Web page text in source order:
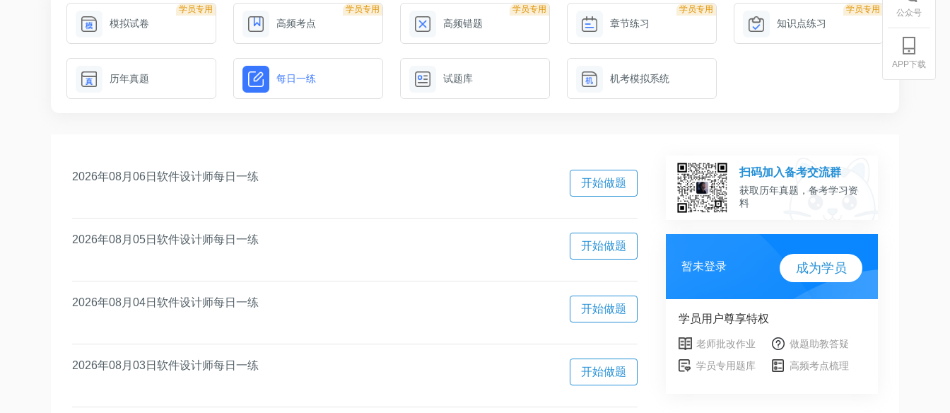
学员专用
模拟试卷
学员专用
高频考点
学员专用
高频错题
学员专用
章节练习
学员专用
知识点练习
历年真题 每日一练 试题库 机考模拟系统
2026年08月06日软件设计师每日一练
开始做题
2026年08月05日软件设计师每日一练
开始做题
2026年08月04日软件设计师每日一练
开始做题
2026年08月03日软件设计师每日一练
开始做题
扫码加入备考交流群
获取历年真题，备考学习资
料
暂未登录 成为学员
学员用户尊享特权
老师批改作业
做题助教答疑
学员专用题库
高频考点梳理
公众号
APP下载